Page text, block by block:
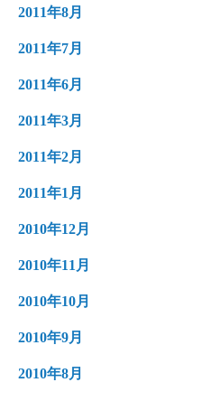
2011年8月
2011年7月
2011年6月
2011年3月
2011年2月
2011年1月
2010年12月
2010年11月
2010年10月
2010年9月
2010年8月